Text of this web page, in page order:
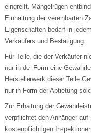
eingreift. Mängelrügen
Einhaltung der vereinbarten
Eigenschaften bedarf in
Verkäufers und Bestätigung.
Für Teile, die der Verkäufer
nur in der Form eine
Herstellerwerk dieser Teile
nur in Form der Abtretung
Zur Erhaltung der
verpflichtet den Anhänger
kostenpflichtigen